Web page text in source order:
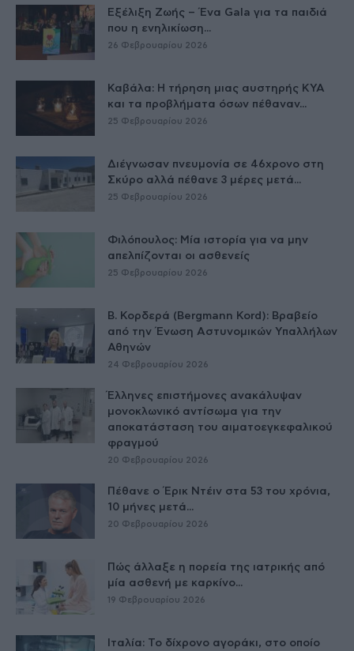
Εξέλιξη Ζωής – Ένα Gala για τα παιδιά
που η ενηλικίωση...
26 Φεβρουαρίου 2026
Καβάλα: Η τήρηση μιας αυστηρής ΚΥΑ
και τα προβλήματα όσων πέθαναν...
25 Φεβρουαρίου 2026
Διέγνωσαν πνευμονία σε 46χρονο στη
Σκύρο αλλά πέθανε 3 μέρες μετά...
25 Φεβρουαρίου 2026
Φιλόπουλος: Μία ιστορία για να μην
απελπίζονται οι ασθενείς
25 Φεβρουαρίου 2026
Β. Κορδερά (Bergmann Kord): Βραβείο
από την Ένωση Αστυνομικών Υπαλλήλων
Αθηνών
24 Φεβρουαρίου 2026
Έλληνες επιστήμονες ανακάλυψαν
μονοκλωνικό αντίσωμα για την
αποκατάσταση του αιματοεγκεφαλικού
φραγμού
20 Φεβρουαρίου 2026
Πέθανε ο Έρικ Ντέιν στα 53 του χρόνια,
10 μήνες μετά...
20 Φεβρουαρίου 2026
Πώς άλλαξε η πορεία της ιατρικής από
μία ασθενή με καρκίνο...
19 Φεβρουαρίου 2026
Ιταλία: Το δίχρονο αγοράκι, στο οποίο